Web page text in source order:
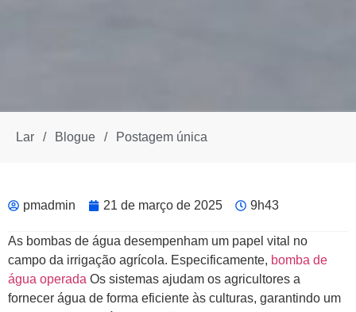
Lar / Blogue / Postagem única
pmadmin 21 de março de 2025 9h43
As bombas de água desempenham um papel vital no
campo da irrigação agrícola. Especificamente, bomba de
água operada Os sistemas ajudam os agricultores a
fornecer água de forma eficiente às culturas, garantindo um